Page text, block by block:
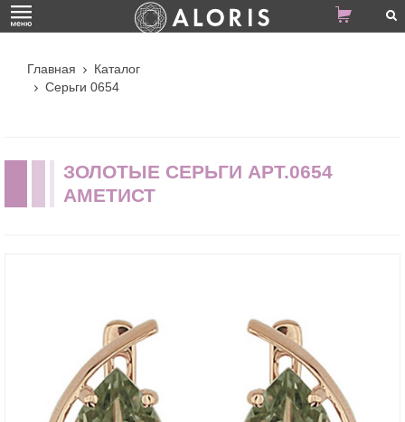
Главная
Каталог
Серьги 0654
ЗОЛОТЫЕ СЕРЬГИ АРТ.0654
АМЕТИСТ